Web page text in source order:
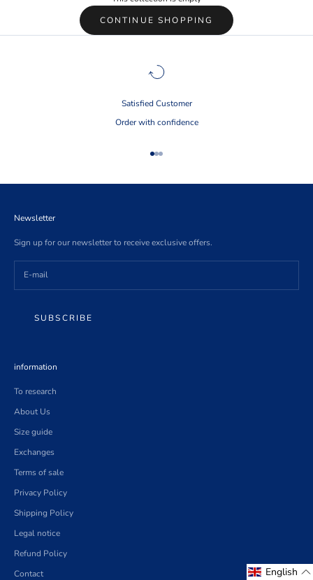
CONTINUE SHOPPING
Satisfied Customer
Order with confidence
Go to item 1
Go to item 2
Go to item 3
Newsletter
Sign up for our newsletter to receive exclusive offers.
SUBSCRIBE
information
To research
About Us
Size guide
Exchanges
Terms of sale
Privacy Policy
Shipping Policy
Legal notice
Refund Policy
Contact
English